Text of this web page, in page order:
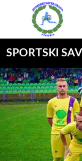
SPORTSKI